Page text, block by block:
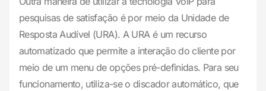
pesquisas de satisfação é por meio da Unidade de
Resposta Audível (URA). A URA é um recurso
automatizado que permite a interação do cliente por
meio de um menu de opções pré-definidas. Para seu
funcionamento, utiliza-se o discador automático, que